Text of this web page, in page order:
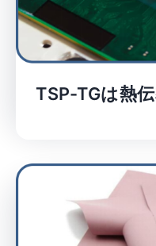
TSP-TGは熱